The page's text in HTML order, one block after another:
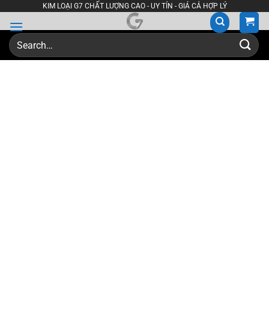
content
KIM LOẠI G7 CHẤT LƯỢNG CAO - UY TÍN - GIÁ CẢ HỢP LÝ
Search
for: